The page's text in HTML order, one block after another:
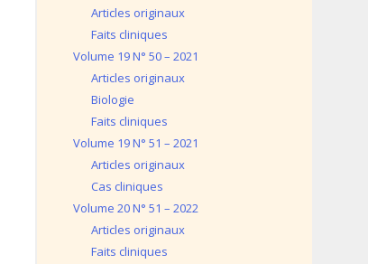
Articles originaux
Faits cliniques
Volume 19 N° 50 – 2021
Articles originaux
Biologie
Faits cliniques
Volume 19 N° 51 – 2021
Articles originaux
Cas cliniques
Volume 20 N° 51 – 2022
Articles originaux
Faits cliniques